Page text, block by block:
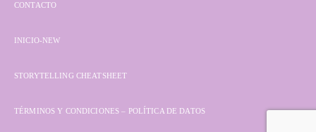
CONTACTO
INICIO-NEW
STORYTELLING CHEATSHEET
TÉRMINOS Y CONDICIONES – POLÍTICA DE DATOS